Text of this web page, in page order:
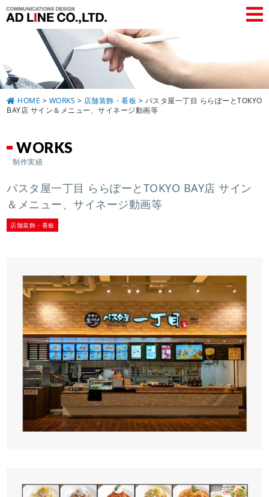
HOME > WORKS > 店舗装飾・看板 > パスタ屋一丁目 ららぽーとTOKYO
BAY店 サイン＆メニュー、サイネージ動画等
WORKS
制作実績
パスタ屋一丁目 ららぽーとTOKYO BAY店 サイン
＆メニュー、サイネージ動画等
店舗装飾・看板